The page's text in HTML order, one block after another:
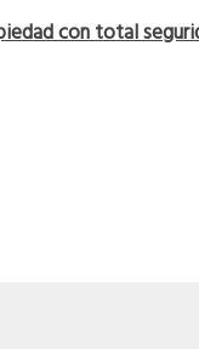
con total